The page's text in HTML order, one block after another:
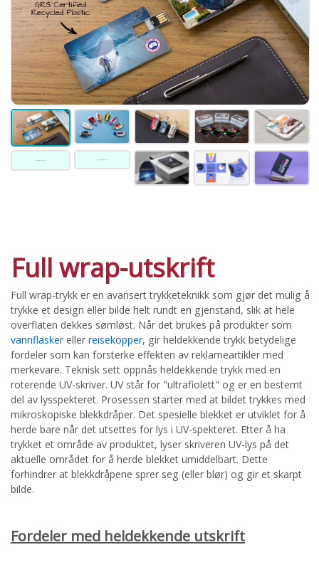
Full wrap-utskrift
Full wrap-trykk er en avansert trykketeknikk som gjør det mulig å
trykke et design eller bilde helt rundt en gjenstand, slik at hele
overflaten dekkes sømløst. Når det brukes på produkter som
vannflaskereller reisekopper, gir heldekkende trykk betydelige
fordeler som kan forsterke effekten av reklameartikler med
merkevare. Teknisk sett oppnås heldekkende trykk med en
roterende UV-skriver. UV står for "ultrafiolett" og er en bestemt
del av lysspekteret. Prosessen starter med at bildet trykkes med
mikroskopiske blekkdråper. Det spesielle blekket er utviklet for å
herde bare når det utsettes for lys i UV-spekteret. Etter å ha
trykket et område av produktet, lyser skriveren UV-lys på det
aktuelle området for å herde blekket umiddelbart. Dette
forhindrer at blekkdråpene sprer seg (eller blør) og gir et skarpt
bilde.
Fordeler med heldekkende utskrift